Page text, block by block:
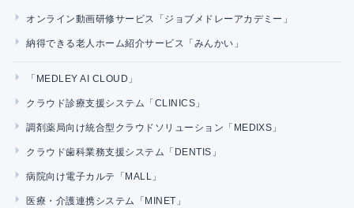
オンライン動画研修サービス「ジョブメドレーアカデミー」
納得できる老人ホーム紹介サービス「みんかい」
「MEDLEY AI CLOUD」
クラウド診療支援システム「CLINICS」
調剤薬局向け統合型クラウドソリューション「MEDIXS」
クラウド歯科業務支援システム「DENTIS」
病院向け電子カルテ「MALL」
医療・介護連携システム「MINET」